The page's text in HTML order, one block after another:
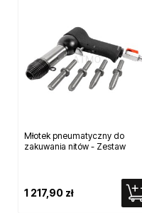
Młotek pneumatyczny do
zakuwania nitów - Zestaw
1 217,90 zł